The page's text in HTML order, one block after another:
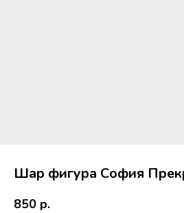
Шар фигура София
850 р.